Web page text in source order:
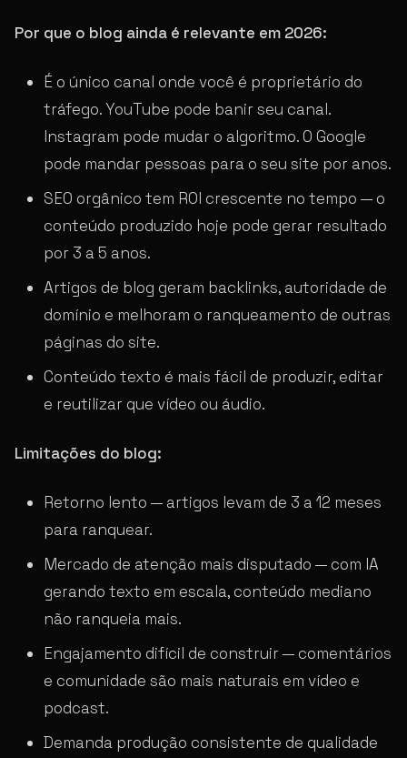
Por que o blog ainda é relevante em 2026:
É o único canal onde você é proprietário do
tráfego. YouTube pode banir seu canal.
Instagram pode mudar o algoritmo. O Google
pode mandar pessoas para o seu site por anos.
SEO orgânico tem ROI crescente no tempo — o
conteúdo produzido hoje pode gerar resultado
por 3 a 5 anos.
Artigos de blog geram backlinks, autoridade de
domínio e melhoram o ranqueamento de outras
páginas do site.
Conteúdo texto é mais fácil de produzir, editar
e reutilizar que vídeo ou áudio.
Limitações do blog:
Retorno lento — artigos levam de 3 a 12 meses
para ranquear.
Mercado de atenção mais disputado — com IA
gerando texto em escala, conteúdo mediano
não ranqueia mais.
Engajamento difícil de construir — comentários
e comunidade são mais naturais em vídeo e
podcast.
Demanda produção consistente de qualidade